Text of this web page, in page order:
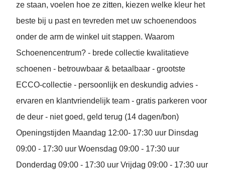
ze staan, voelen hoe ze zitten, kiezen welke kleur het
beste bij u past en tevreden met uw schoenendoos
onder de arm de winkel uit stappen. Waarom
Schoenencentrum? - brede collectie kwalitatieve
schoenen - betrouwbaar & betaalbaar - grootste
ECCO-collectie - persoonlijk en deskundig advies -
ervaren en klantvriendelijk team - gratis parkeren voor
de deur - niet goed, geld terug (14 dagen/bon)
Openingstijden Maandag 12:00- 17:30 uur Dinsdag
09:00 - 17:30 uur Woensdag 09:00 - 17:30 uur
Donderdag 09:00 - 17:30 uur Vrijdag 09:00 - 17:30 uur